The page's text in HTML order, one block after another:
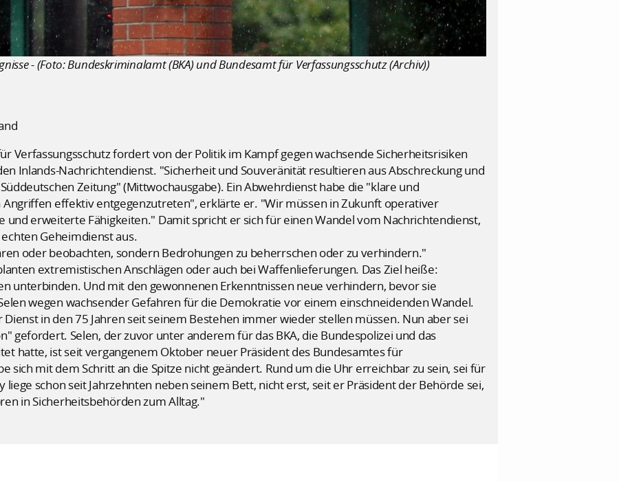
- (Foto: Bundeskriminalamt (BKA) und Bundesamt für Verfassungsschutz (Archiv))
Verfassungsschutz fordert von der Politik im Kampf gegen wachsende Sicherheitsrisiken
Inlands-Nachrichtendienst. "Sicherheit und Souveränität resultieren aus Abschreckung und
Zeitung" (Mittwochausgabe). Ein Abwehrdienst habe die "klare und
Angriffen effektiv entgegenzutreten", erklärte er. "Wir müssen in Zukunft operativer
und erweiterte Fähigkeiten." Damit spricht er sich für einen Wandel vom Nachrichtendienst,
Geheimdienst aus.
oder beobachten, sondern Bedrohungen zu beherrschen oder zu verhindern."
extremistischen Anschlägen oder auch bei Waffenlieferungen. Das Ziel heiße:
unterbinden. Und mit den gewonnenen Erkenntnissen neue verhindern, bevor sie
wegen wachsender Gefahren für die Demokratie vor einem einschneidenden Wandel.
in den 75 Jahren seit seinem Bestehen immer wieder stellen müssen. Nun aber sei
gefordert. Selen, der zuvor unter anderem für das BKA, die Bundespolizei und das
hatte, ist seit vergangenem Oktober neuer Präsident des Bundesamtes für
sich mit dem Schritt an die Spitze nicht geändert. Rund um die Uhr erreichbar zu sein, sei für
liege schon seit Jahrzehnten neben seinem Bett, nicht erst, seit er Präsident der Behörde sei,
in Sicherheitsbehörden zum Alltag."